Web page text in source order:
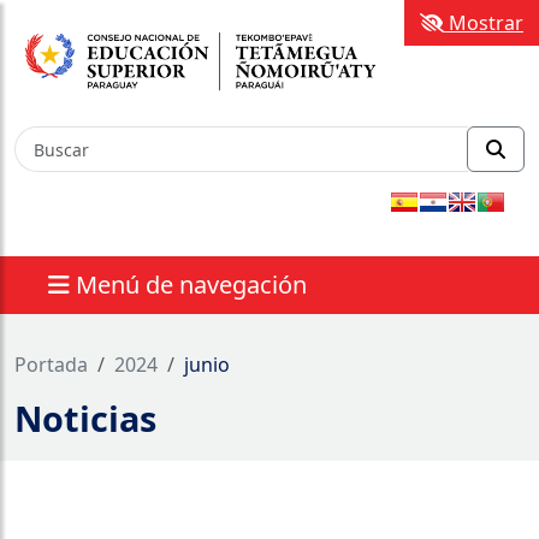
Menú de navegación
Mostrar
Portada 2024 junio
Noticias